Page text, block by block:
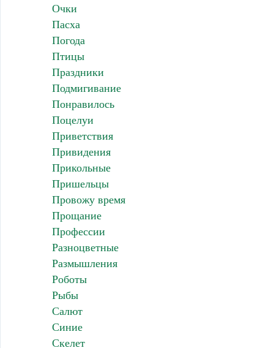
Очки
Пасха
Погода
Птицы
Праздники
Подмигивание
Понравилось
Поцелуи
Приветствия
Привидения
Прикольные
Пришельцы
Провожу время
Прощание
Профессии
Разноцветные
Размышления
Роботы
Рыбы
Салют
Синие
Скелет